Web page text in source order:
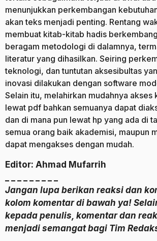
menunjukkan perkembangan
akan teks menjadi penting. Rentang
membuat kitab-kitab hadis
beragam metodologi di dalamnya,
literatur yang dihasilkan. Seiring
teknologi, dan tuntutan aksesibultas
inovasi dilakukan dengan software
Selain itu, melahirkan mudahnya akses
lewat pdf bahkan semuanya dapat
dan di mana pun lewat hp yang ada di
semua orang baik akademisi, maupun
dapat mengakses dengan mudah.
Editor: Ahmad Mufarrih
Jangan lupa berikan reaksi dan
kolom komentar di bawah ya!
kepada penulis, komentar dan
menjadi semangat bagi Tim